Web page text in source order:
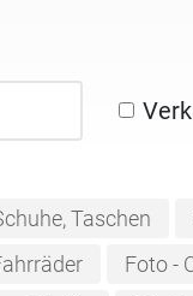
Taschen
Foto -